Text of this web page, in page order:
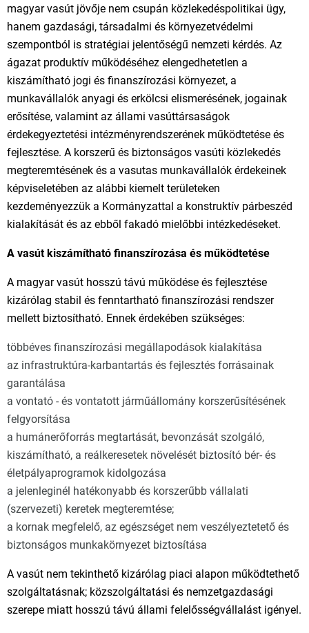
magyar vasút jövője nem csupán közlekedéspolitikai ügy,
hanem gazdasági, társadalmi és környezetvédelmi
szempontból is stratégiai jelentőségű nemzeti kérdés. Az
ágazat produktív működéséhez elengedhetetlen a
kiszámítható jogi és finanszírozási környezet, a
munkavállalók anyagi és erkölcsi elismerésének, jogainak
erősítése, valamint az állami vasúttársaságok
érdekegyeztetési intézményrendszerének működtetése és
fejlesztése. A korszerű és biztonságos vasúti közlekedés
megteremtésének és a vasutas munkavállalók érdekeinek
képviseletében az alábbi kiemelt területeken
kezdeményezzük a Kormányzattal a konstruktív párbeszéd
kialakítását és az ebből fakadó mielőbbi intézkedéseket.
A vasút kiszámítható finanszírozása és működtetése
A magyar vasút hosszú távú működése és fejlesztése
kizárólag stabil és fenntartható finanszírozási rendszer
mellett biztosítható. Ennek érdekében szükséges:
többéves finanszírozási megállapodások kialakítása
az infrastruktúra-karbantartás és fejlesztés forrásainak
garantálása
a vontató - és vontatott járműállomány korszerűsítésének
felgyorsítása
a humánerőforrás megtartását, bevonzását szolgáló,
kiszámítható, a reálkeresetek növelését biztosító bér- és
életpályaprogramok kidolgozása
a jelenleginél hatékonyabb és korszerűbb vállalati
(szervezeti) keretek megteremtése;
a kornak megfelelő, az egészséget nem veszélyeztetető és
biztonságos munkakörnyezet biztosítása
A vasút nem tekinthető kizárólag piaci alapon működtethető
szolgáltatásnak; közszolgáltatási és nemzetgazdasági
szerepe miatt hosszú távú állami felelősségvállalást igényel.